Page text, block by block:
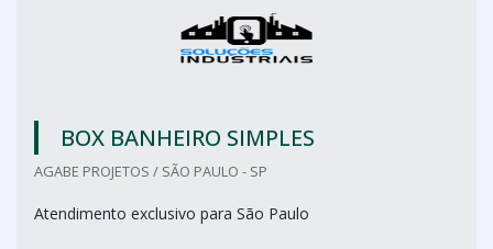
BOX BANHEIRO SIMPLES
AGABE PROJETOS / SÃO PAULO - SP
Atendimento exclusivo para São Paulo